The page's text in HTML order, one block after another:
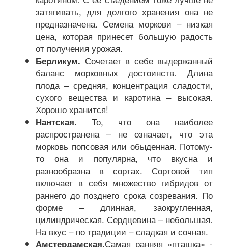
затягивать, для долгого хранения она не
предназначена. Семена моркови – низкая
цена, которая принесет большую радость
от получения урожая.
Берликум. Сочетает в себе выдержанный
баланс морковных достоинств. Длина
плода – средняя, концентрация сладости,
сухого вещества и каротина – высокая.
Хорошо хранится!
Нантская. То, что она наиболее
распространена – не означает, что эта
морковь попсовая или обыденная. Потому-
то она и популярна, что вкусна и
разнообразна в сортах. Сортовой тип
включает в себя множество гибридов от
раннего до позднего срока созревания. По
форме – длинная, заокругленная,
цилиндрическая. Сердцевина – небольшая.
На вкус – по традиции – сладкая и сочная.
Амстердамская.Самая ранняя «пташка» -